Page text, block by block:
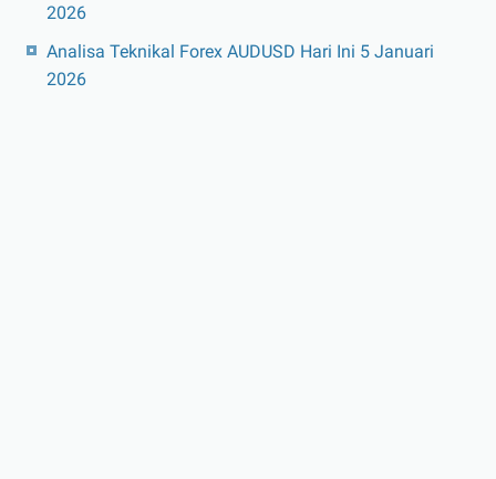
2026
Analisa Teknikal Forex AUDUSD Hari Ini 5 Januari
2026